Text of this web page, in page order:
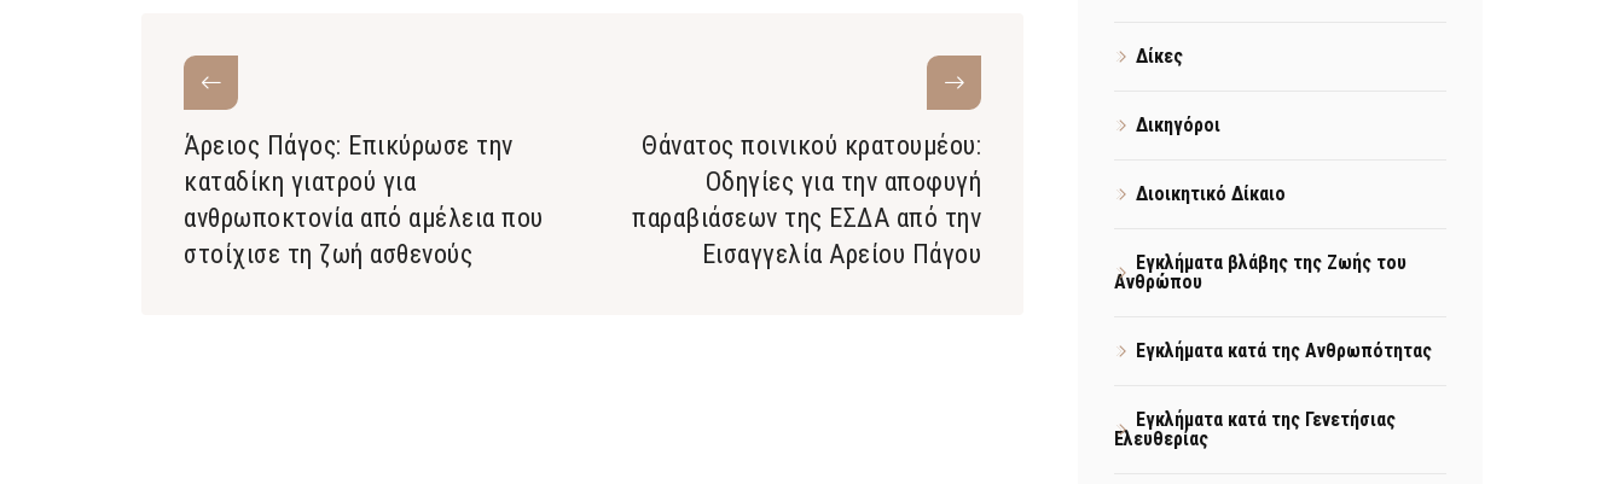
Άρειος Πάγος: Επικύρωσε την
καταδίκη γιατρού για
ανθρωποκτονία από αμέλεια που
στοίχισε τη ζωή ασθενούς
Θάνατος ποινικού κρατουμέου:
Οδηγίες για την αποφυγή
παραβιάσεων της ΕΣΔΑ από την
Εισαγγελία Αρείου Πάγου
Δίκες
Δικηγόροι
Διοικητικό Δίκαιο
Εγκλήματα βλάβης της Ζωής του
Ανθρώπου
Εγκλήματα κατά της Ανθρωπότητας
Εγκλήματα κατά της Γενετήσιας
Ελευθερίας